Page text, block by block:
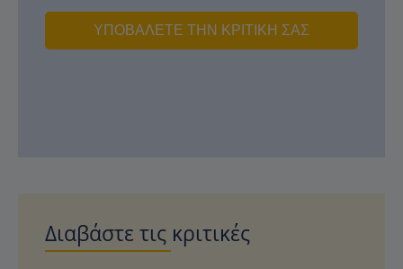
ΥΠΟΒΆΛΕΤΕ ΤΗΝ ΚΡΙΤΙΚΉ ΣΑΣ
Διαβάστε τις κριτικές